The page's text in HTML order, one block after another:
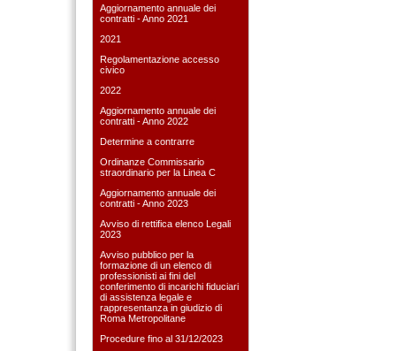
Aggiornamento annuale dei
contratti - Anno 2021
2021
Regolamentazione accesso
civico
2022
Aggiornamento annuale dei
contratti - Anno 2022
Determine a contrarre
Ordinanze Commissario
straordinario per la Linea C
Aggiornamento annuale dei
contratti - Anno 2023
Avviso di rettifica elenco Legali
2023
Avviso pubblico per la
formazione di un elenco di
professionisti ai fini del
conferimento di incarichi fiduciari
di assistenza legale e
rappresentanza in giudizio di
Roma Metropolitane
Procedure fino al 31/12/2023